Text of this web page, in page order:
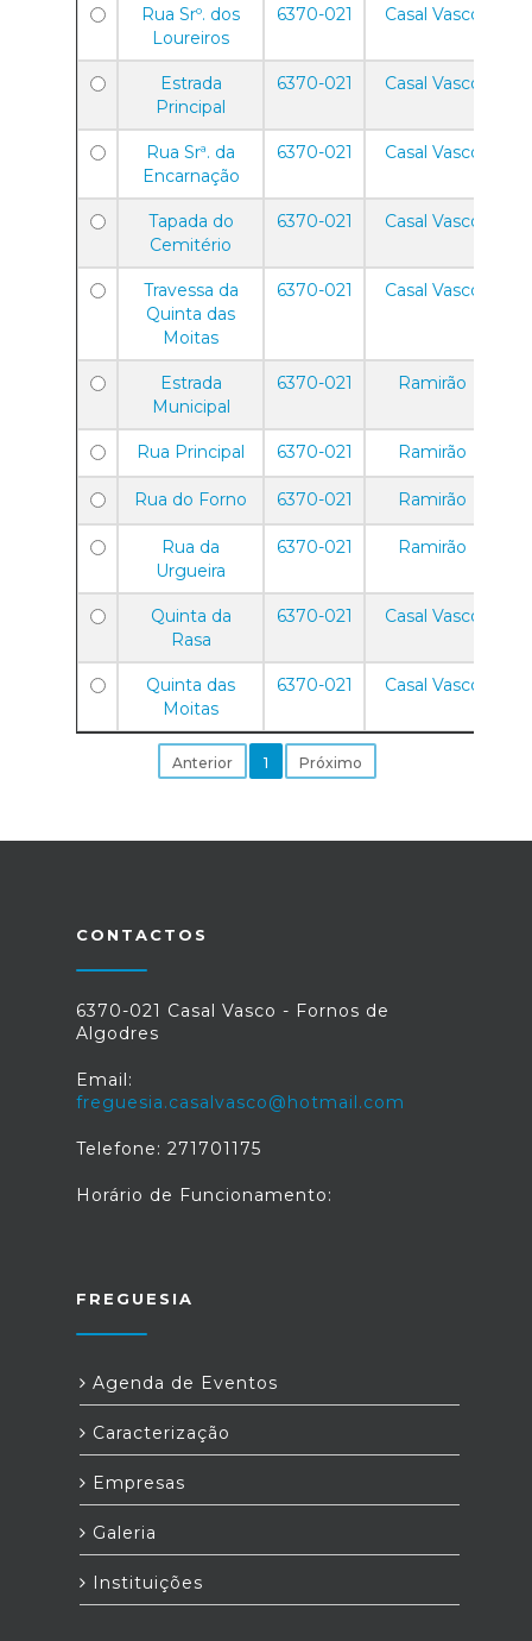
Rua Srº. dos
Loureiros
6370-021 Casal Vasco
Estrada
Principal
6370-021 Casal Vasco
Rua Srª. da
Encarnação
6370-021 Casal Vasco
Tapada do
Cemitério
6370-021 Casal Vasco
Travessa da
Quinta das
Moitas
6370-021 Casal Vasco
Estrada
Municipal
6370-021 Ramirão
Rua Principal 6370-021 Ramirão
Rua do Forno 6370-021 Ramirão
Rua da
Urgueira
6370-021 Ramirão
Quinta da
Rasa
6370-021 Casal Vasco
Quinta das
Moitas
6370-021 Casal Vasco
Anterior 1 Próximo
CONTACTOS
6370-021 Casal Vasco - Fornos de
Algodres
Email:
freguesia.casalvasco@hotmail.com
Telefone: 271701175
Horário de Funcionamento:
FREGUESIA
Agenda de Eventos
Caracterização
Empresas
Galeria
Instituições